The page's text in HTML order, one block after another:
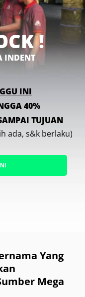
!
INDENT
INI
40%
TUJUAN
ada, s&k berlaku)
Yang
Mega